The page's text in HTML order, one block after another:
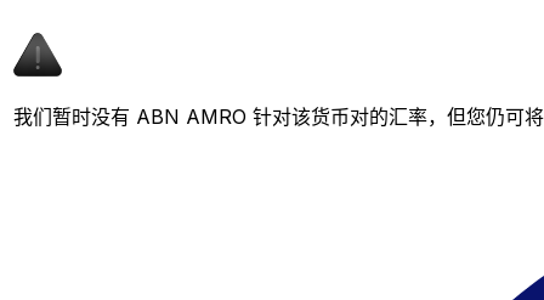
我们暂时没有 ABN AMRO 针对该货币对的汇率，但您仍可